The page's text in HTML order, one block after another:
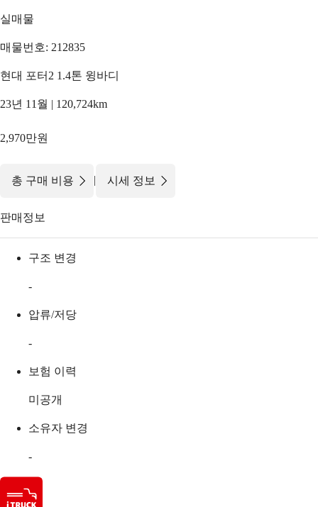
실매물
매물번호: 212835
현대 포터2 1.4톤 윙바디
23년 11월 | 120,724km
2,970만원
총 구매 비용 | 시세 정보
판매정보
구조 변경
-
압류/저당
-
보험 이력
미공개
소유자 변경
-